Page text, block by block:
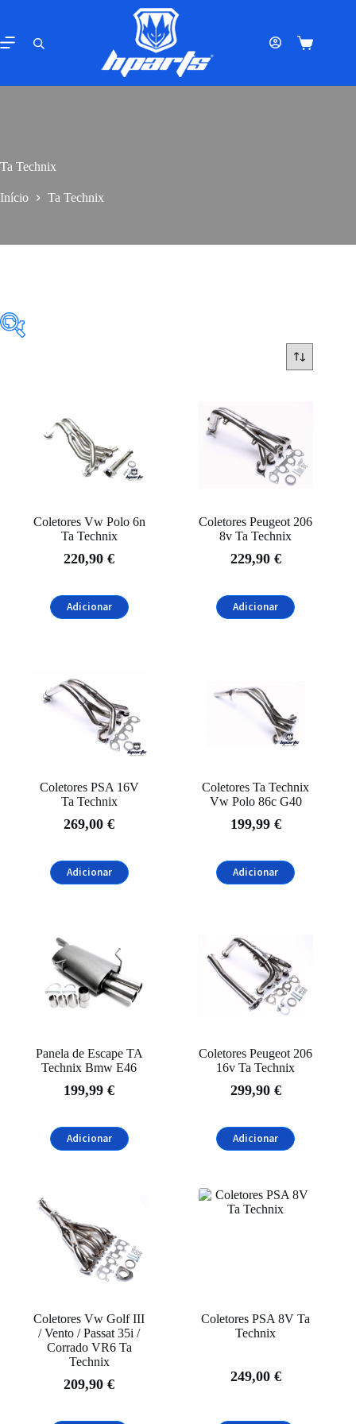
o
conteúdo
Carrinho
Ta Technix
Início Ta Technix
Categorias
Downpipe(1)
Motor (1)
Sistema de Escape
BMW (4)
Peugeot(5)
Volkswagen(7)
Coletores Vw Polo 6n
Ta Technix
220,90€
Adicionar
Coletores Peugeot 206
8v Ta Technix
229,90 €
Adicionar
Coletores PSA 16V
Ta Technix
269,00€
Adicionar
Coletores Ta Technix
Vw Polo 86c G40
199,99 €
Adicionar
Panela de Escape TA
Technix Bmw E46
199,99€
Adicionar
Coletores Peugeot 206
16v Ta Technix
299,90 €
Adicionar
Coletores Vw Golf III
/ Vento / Passat 35i /
Corrado VR6 Ta
Technix
209,90€
Coletores PSA 8V Ta
Technix
249,00 €